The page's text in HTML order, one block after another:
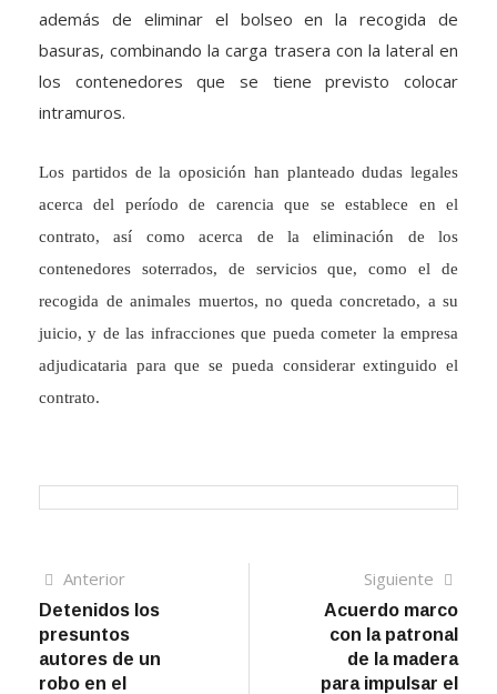
además de eliminar el bolseo en la recogida de
basuras, combinando la carga trasera con la lateral en
los contenedores que se tiene previsto colocar
intramuros.
Los partidos de la oposición han planteado dudas legales
acerca del período de carencia que se establece en el
contrato, así como acerca de la eliminación de los
contenedores soterrados, de servicios que, como el de
recogida de animales muertos, no queda concretado, a su
juicio, y de las infracciones que pueda cometer la empresa
adjudicataria para que se pueda considerar extinguido el
contrato.
Navegación
de
entradas
AnteriorArtículo
anterior
Detenidos los
presuntos
autores de un
robo en el
Siguiente
Acuerdo marco
con la patronal
de la madera
para impulsar el